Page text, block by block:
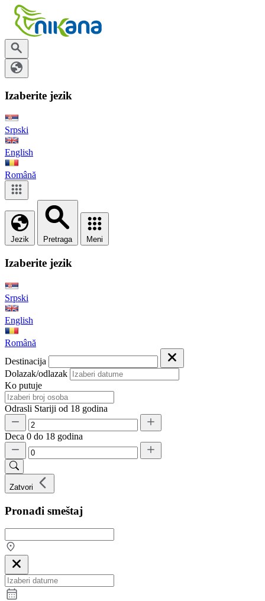
Izaberite jezik
Srpski
English
Română
Jezik Pretraga Meni
Izaberite jezik
Srpski
English
Română
Destinacija
Dolazak/odlazak
Ko putuje
Odrasli Stariji od 18 godina
Deca 0 do 18 godina
Zatvori
Pronađi smeštaj